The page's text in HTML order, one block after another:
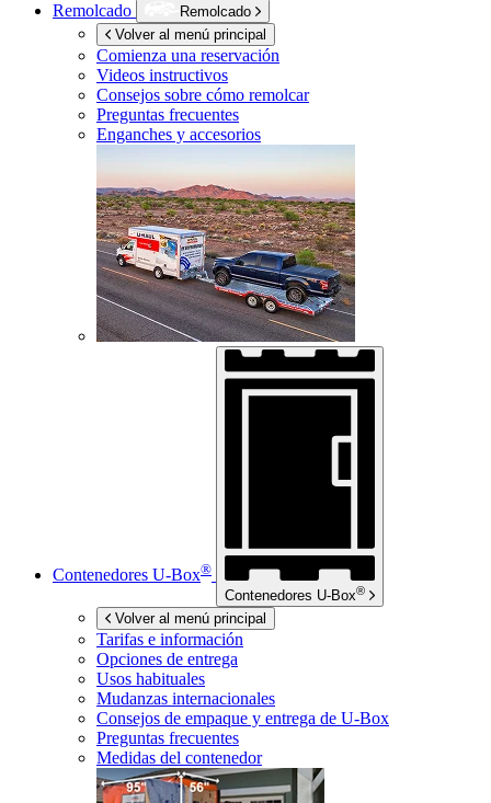
Remolcado
Remolcado
Volver al menú principal
Comienza una reservación
Videos instructivos
Consejos sobre cómo remolcar
Preguntas frecuentes
Enganches y accesorios
Contenedores U-Box®
Contenedores U-Box®
Volver al menú principal
Tarifas e información
Opciones de entrega
Usos habituales
Mudanzas internacionales
Consejos de empaque y entrega de U-Box
Preguntas frecuentes
Medidas del contenedor